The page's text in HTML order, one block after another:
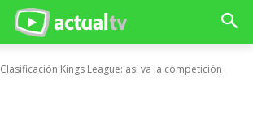
Clasificación Kings League: así va la competición